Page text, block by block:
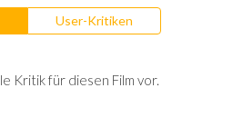
User-Kritiken
Kritik für diesen Film vor.